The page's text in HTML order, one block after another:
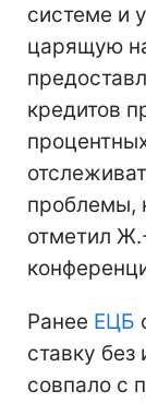
системе и
царящую
кредитов
проблемы,
отметил
Ранее ЕЦБ
ставку без
совпало с